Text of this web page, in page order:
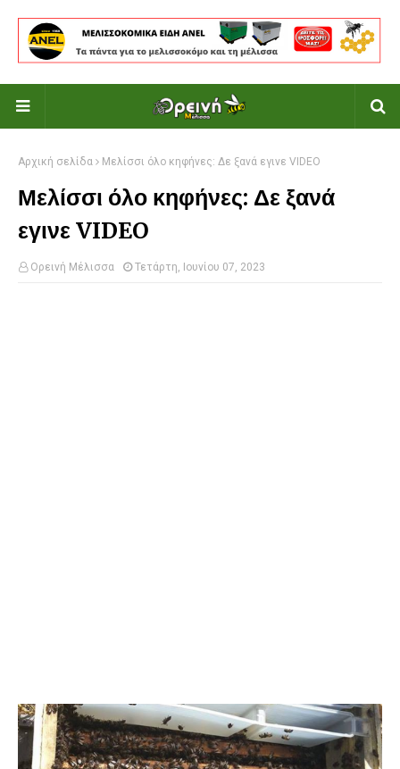
Αρχική σελίδα Μελίσσι όλο κηφήνες: Δε ξανά εγινε VIDEO
Μελίσσι όλο κηφήνες: Δε ξανά
εγινε VIDEO
Ορεινή Μέλισσα Τετάρτη, Ιουνίου 07, 2023